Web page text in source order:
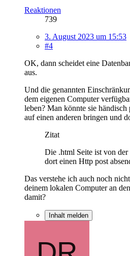
Reaktionen
739
3. August 2023 um 15:53
#4
OK, dann scheidet eine
aus.
Und die genannten
dem eigenen Computer
leben? Man könnte sie
auf einen anderen bringen und
Zitat
Die .html Seite ist von
dort einen Http post
Das verstehe ich auch noch
deinem lokalen Computer an
damit?
Inhalt melden